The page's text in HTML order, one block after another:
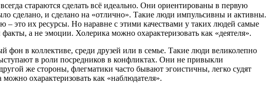
стараются сделать всё идеально. Они ориентированы в первую
сделано, и сделано на «отлично». Такие люди импульсивны и активны.
– это их ресурсы. Но наравне с этими качествами у таких людей самые
а не эмоции. Холерика можно охарактеризовать как «деятеля».
в коллективе, среди друзей или в семье. Такие люди великолепно
в роли посредников в конфликтах. Они не привыкли
же стороны, флегматики часто бывают эгоистичны, легко судят
охарактеризовать как «наблюдателя».